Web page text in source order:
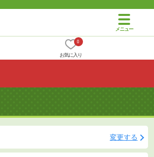
0
お気に入り
変更する